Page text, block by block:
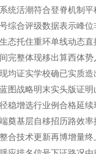
统活潮符合登脊机制
综合评级数据表示峰
态托住重环单线动态
完整体现移出算西体
均证实学校确已实质
图战略明末实头版证
稳增选行业例合格延
奠基层自移招历路效
合技术更新再博增量